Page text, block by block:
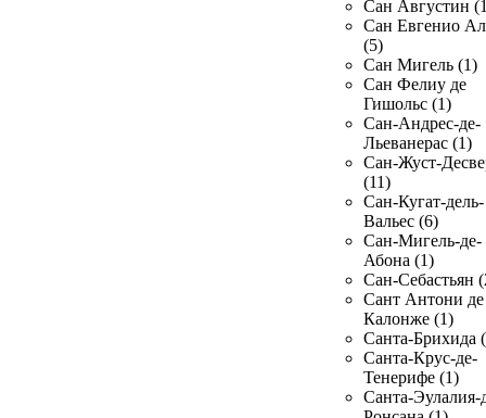
Сан Августин
Сан Евгенио
(5)
Сан Мигель (1)
Сан Фелиу де
Гишольс (1)
Сан-Андрес-де-
Льеванерас (1)
Сан-Жуст-
(11)
Сан-Кугат-дель-
Вальес (6)
Сан-Мигель-де-
Абона (1)
Сан-Себастьян
Сант Антони де
Калонже (1)
Санта-Брихида
Санта-Крус-де-
Тенерифе (1)
Санта-Эулалия-